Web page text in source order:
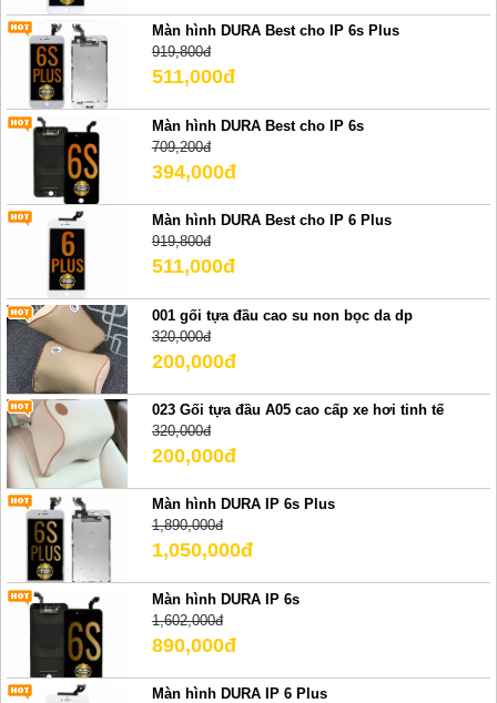
Màn hình DURA Best cho IP 6s Plus
919,800đ
511,000đ
Màn hình DURA Best cho IP 6s
709,200đ
394,000đ
Màn hình DURA Best cho IP 6 Plus
919,800đ
511,000đ
001 gối tựa đầu cao su non bọc da dp
320,000đ
200,000đ
023 Gối tựa đầu A05 cao cấp xe hơi tinh tế
320,000đ
200,000đ
Màn hình DURA IP 6s Plus
1,890,000đ
1,050,000đ
Màn hình DURA IP 6s
1,602,000đ
890,000đ
Màn hình DURA IP 6 Plus